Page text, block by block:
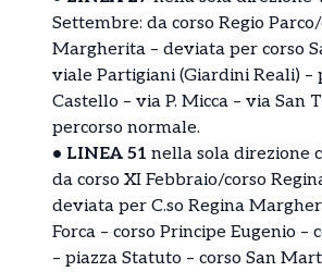
Settembre: da corso Regio
Margherita – deviata per corso
viale Partigiani (Giardini Reali) –
Castello – via P. Micca – via San
percorso normale.
• LINEA 51 nella sola direzione
da corso XI Febbraio/corso
deviata per C.so Regina
Forca – corso Principe Eugenio –
– piazza Statuto – corso San